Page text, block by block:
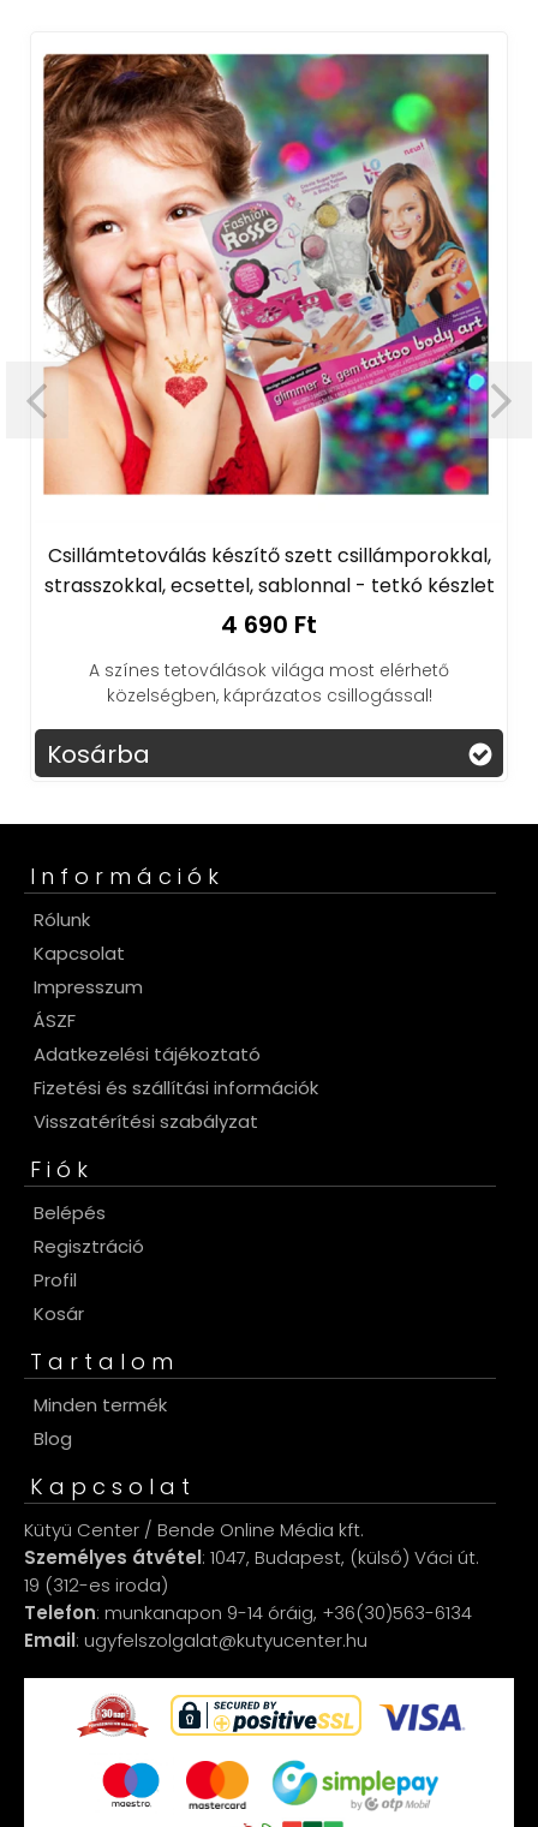
Csillámtetoválás készítő szett csillámporokkal,
strasszokkal, ecsettel, sablonnal - tetkó készlet
4 690 Ft
A színes tetoválások világa most elérhető
közelségben, káprázatos csillogással!
Kosárba
Információk
Rólunk
Kapcsolat
Impresszum
ÁSZF
Adatkezelési tájékoztató
Fizetési és szállítási információk
Visszatérítési szabályzat
Fiók
Belépés
Regisztráció
Profil
Kosár
Tartalom
Minden termék
Blog
Kapcsolat
Kütyü Center / Bende Online Média kft.
Személyes átvétel: 1047, Budapest, (külső) Váci út.
19 (312-es iroda)
Telefon: munkanapon 9-14 óráig, +36(30)563-6134
Email: ugyfelszolgalat@kutyucenter.hu